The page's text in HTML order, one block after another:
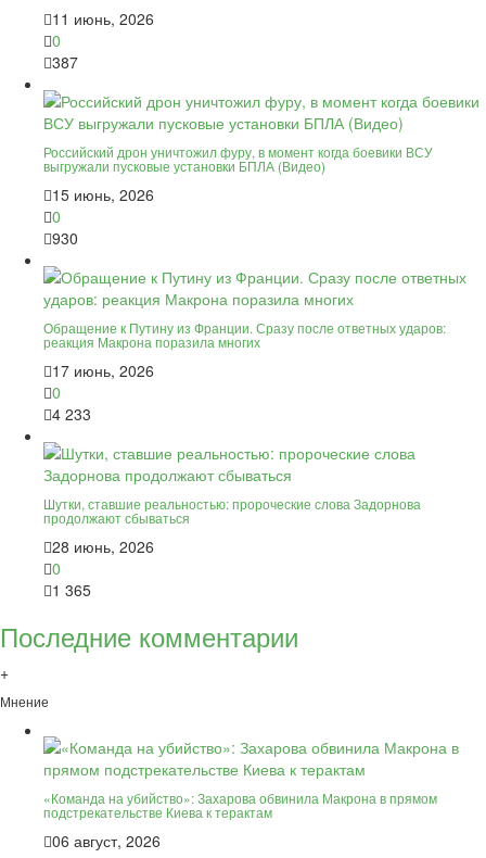
11 июнь, 2026
0
387
Российский дрон уничтожил фуру, в момент когда боевики ВСУ
выгружали пусковые установки БПЛА (Видео)
15 июнь, 2026
0
930
Обращение к Путину из Франции. Сразу после ответных ударов:
реакция Макрона поразила многих
17 июнь, 2026
0
4 233
Шутки, ставшие реальностью: пророческие слова Задорнова
продолжают сбываться
28 июнь, 2026
0
1 365
Последние комментарии
+
Мнение
«Команда на убийство»: Захарова обвинила Макрона в прямом
подстрекательстве Киева к терактам
06 август, 2026